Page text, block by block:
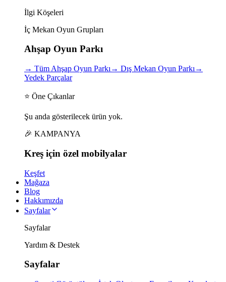
İlgi Köşeleri
İç Mekan Oyun Grupları
Ahşap Oyun Parkı
→ Tüm Ahşap Oyun Parkı → Dış Mekan Oyun Parkı →
Yedek Parçalar
⭐ Öne Çıkanlar
Şu anda gösterilecek ürün yok.
🎉 KAMPANYA
Kreş için özel mobilyalar
Keşfet
Mağaza
Blog
Hakkımızda
Sayfalar
Sayfalar
Yardım & Destek
Sayfalar